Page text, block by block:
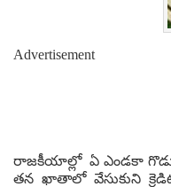
Advertisement
రాజకీయాల్లో ఏ ఎండకా
తన ఖాతాలో వేసుకుని